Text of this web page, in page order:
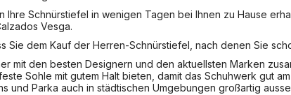
Schnürstiefel in wenigen Tagen bei Ihnen zu Hause
Vesga.
Sie dem Kauf der Herren-Schnürstiefel, nach denen Sie
mit den besten Designern und den aktuellsten Marken
Sohle mit gutem Halt bieten, damit das Schuhwerk gut
und Parka auch in städtischen Umgebungen großartig